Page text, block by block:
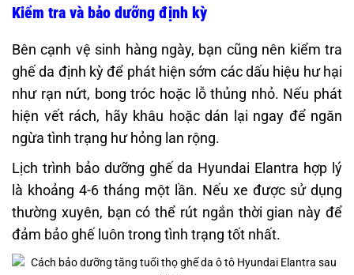
Kiểm tra và bảo dưỡng định kỳ
Bên cạnh vệ sinh hàng ngày, bạn cũng nên kiểm tra
ghế da định kỳ để phát hiện sớm các dấu hiệu hư hại
như rạn nứt, bong tróc hoặc lỗ thủng nhỏ. Nếu phát
hiện vết rách, hãy khâu hoặc dán lại ngay để ngăn
ngừa tình trạng hư hỏng lan rộng.
Lịch trình bảo dưỡng ghế da Hyundai Elantra hợp lý
là khoảng 4-6 tháng một lần. Nếu xe được sử dụng
thường xuyên, bạn có thể rút ngắn thời gian này để
đảm bảo ghế luôn trong tình trạng tốt nhất.